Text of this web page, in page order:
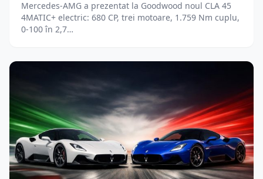
Mercedes-AMG a prezentat la Goodwood noul CLA 45
4MATIC+ electric: 680 CP, trei motoare, 1.759 Nm cuplu,
0-100 în 2,7…